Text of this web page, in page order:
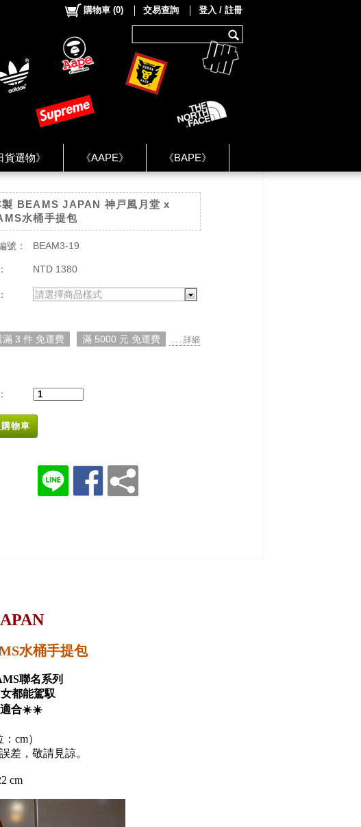
貨選物》 《AAPE》 《BAPE》
★ Facebook Group ★
購物車 (0) 交易查詢 登入 / 註冊
製 BEAMS JAPAN 神戸風月堂 x
水桶手提包
號： BEAM3-19
NTD 1380
請選擇商品樣式
滿 3 件 免運費 滿 5000 元 免運費
. . . 詳細
物車